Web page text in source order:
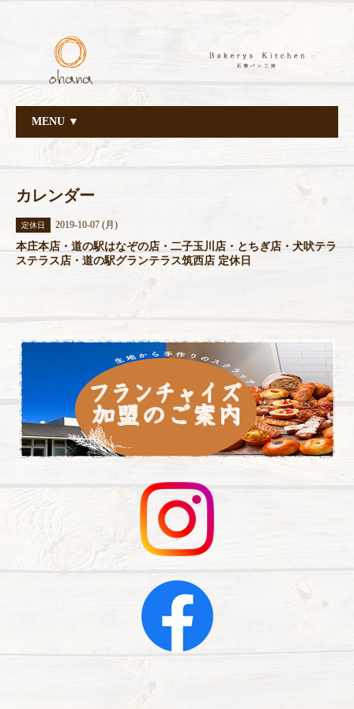
MENU ▼
カレンダー
定休日 2019-10-07 (月)
本庄本店・道の駅はなぞの店・二子玉川店・とちぎ店・犬吠テラ
ステラス店・道の駅グランテラス筑西店 定休日